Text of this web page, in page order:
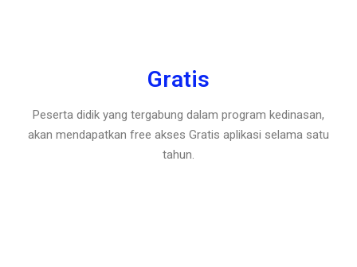
Gratis
Peserta didik yang tergabung dalam program kedinasan,
akan mendapatkan free akses Gratis aplikasi selama satu
tahun.